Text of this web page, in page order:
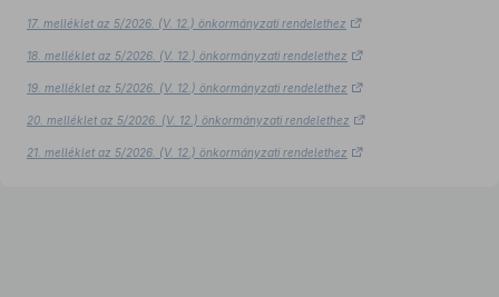
17. melléklet az 5/2026. (V. 12.) önkormányzati rendelethez
18. melléklet az 5/2026. (V. 12.) önkormányzati rendelethez
19. melléklet az 5/2026. (V. 12.) önkormányzati rendelethez
20. melléklet az 5/2026. (V. 12.) önkormányzati rendelethez
21. melléklet az 5/2026. (V. 12.) önkormányzati rendelethez